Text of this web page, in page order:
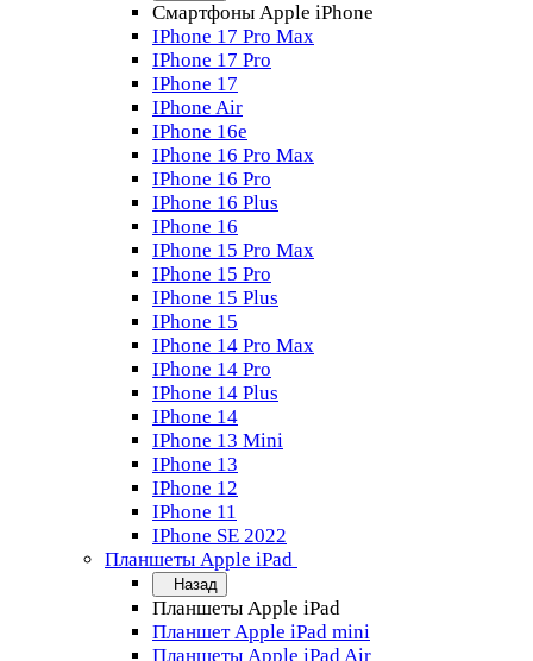
Смартфоны Apple iPhone
IPhone 17 Pro Max
IPhone 17 Pro
IPhone 17
IPhone Air
IPhone 16e
IPhone 16 Pro Max
IPhone 16 Pro
IPhone 16 Plus
IPhone 16
IPhone 15 Pro Max
IPhone 15 Pro
IPhone 15 Plus
IPhone 15
IPhone 14 Pro Max
IPhone 14 Pro
IPhone 14 Plus
IPhone 14
IPhone 13 Mini
IPhone 13
IPhone 12
IPhone 11
IPhone SE 2022
Планшеты Apple iPad
Назад
Планшеты Apple iPad
Планшет Apple iPad mini
Планшеты Apple iPad Air